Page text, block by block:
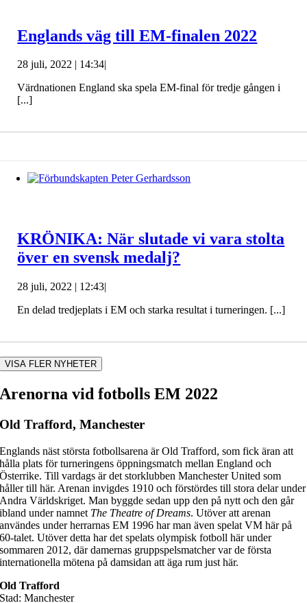
Englands väg till EM-finalen 2022
28 juli, 2022 | 14:34|
Värdnationen England ska spela EM-final för tredje gången i
[...]
KRÖNIKA: När slutade vi vara stolta
över en svensk medalj?
28 juli, 2022 | 12:43|
En delad tredjeplats i EM och starka resultat i turneringen. [...]
VISA FLER NYHETER
Arenorna vid fotbolls EM 2022
Old Trafford, Manchester
Englands näst största fotbollsarena är Old Trafford, som fick äran att
hålla plats för turneringens öppningsmatch mellan England och
Österrike. Till vardags är det storklubben Manchester United som
håller till här. Arenan invigdes 1910 och förstördes till stora delar under
Andra Världskriget. Man byggde sedan upp den på nytt och den går
ibland under namnet The Theatre of Dreams. Utöver att arenan
användes under herrarnas EM 1996 har man även spelat VM här på
60-talet. Utöver detta har det spelats olympisk fotboll här under
sommaren 2012, där damernas gruppspelsmatcher var de första
internationella mötena på damsidan att äga rum just här.
Old Trafford
Stad: Manchester